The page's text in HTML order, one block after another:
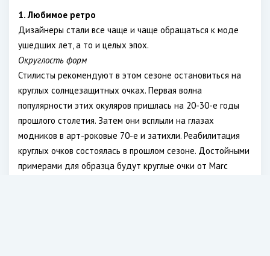
1. Любимое ретро
Дизайнеры стали все чаще и чаще обращаться к моде
ушедших лет, а то и целых эпох.
Округлость форм
Стилисты рекомендуют в этом сезоне остановиться на
круглых солнцезащитных очках. Первая волна
популярности этих окуляров пришлась на 20-30-е годы
прошлого столетия. Затем они всплыли на глазах
модников в арт-роковые 70-е и затихли. Реабилитация
круглых очков состоялась в прошлом сезоне. Достойными
примерами для образца будут круглые очки от Marc